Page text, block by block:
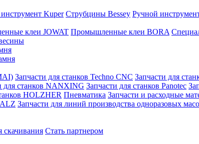
Kuper Струбцины Bessey Ручной
клеи JOWAT Промышленные клеи BORA
Запчасти для станков Techno CNC Запчасти для
для станков NANXING Запчасти для станков Panotec
HOLZHER Пневматика Запчасти и расходные
Запчасти для линий производства одноразовых
Стать партнером